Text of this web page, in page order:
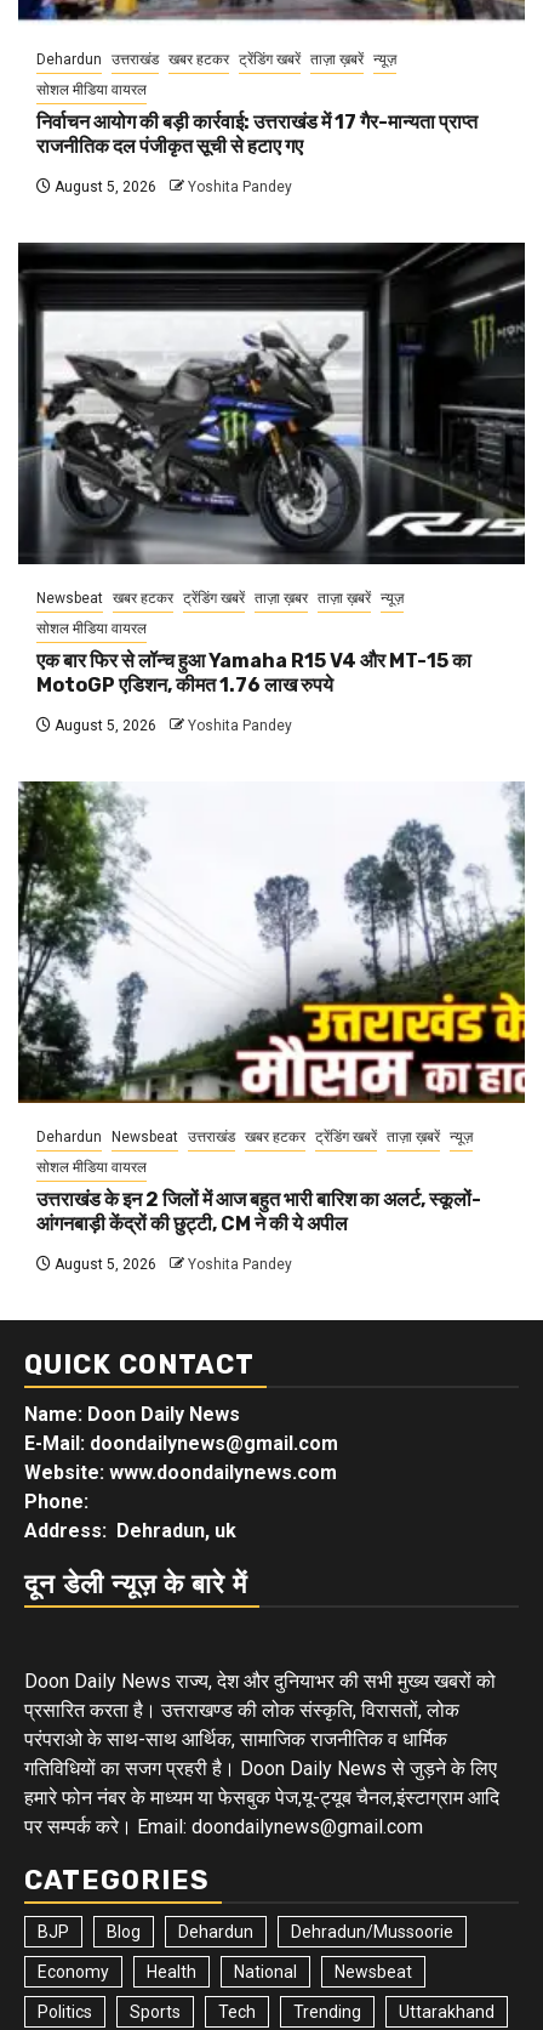
Dehardun उत्तराखंड खबर हटकर ट्रेंडिंग खबरें ताज़ा ख़बरें न्यूज़
सोशल मीडिया वायरल
निर्वाचन आयोग की बड़ी कार्रवाई: उत्तराखंड में 17 गैर-मान्यता प्राप्त
राजनीतिक दल पंजीकृत सूची से हटाए गए
August 5, 2026 Yoshita Pandey
Newsbeat खबर हटकर ट्रेंडिंग खबरें ताज़ा ख़बर ताज़ा ख़बरें न्यूज़
सोशल मीडिया वायरल
एक बार फिर से लॉन्च हुआ Yamaha R15 V4 और MT-15 का
MotoGP एडिशन, कीमत 1.76 लाख रुपये
August 5, 2026 Yoshita Pandey
Dehardun Newsbeat उत्तराखंड खबर हटकर ट्रेंडिंग खबरें ताज़ा ख़बरें न्यूज़
सोशल मीडिया वायरल
उत्तराखंड के इन 2 जिलों में आज बहुत भारी बारिश का अलर्ट, स्कूलों-
आंगनबाड़ी केंद्रों की छुट्टी, CM ने की ये अपील
August 5, 2026 Yoshita Pandey
QUICK CONTACT
Name: Doon Daily News
E-Mail: doondailynews@gmail.com
Website: www.doondailynews.com
Phone:
Address: Dehradun, uk
दून डेली न्यूज़ के बारे में
Doon Daily News राज्य, देश और दुनियाभर की सभी मुख्य खबरों को
प्रसारित करता है। उत्तराखण्ड की लोक संस्कृति, विरासतों, लोक
परंपराओ के साथ-साथ आर्थिक, सामाजिक राजनीतिक व धार्मिक
गतिविधियों का सजग प्रहरी है। Doon Daily News से जुड़ने के लिए
हमारे फोन नंबर के माध्यम या फेसबुक पेज,यू-ट्यूब चैनल,इंस्टाग्राम आदि
पर सम्पर्क करे। Email: doondailynews@gmail.com
CATEGORIES
BJP Blog Dehardun Dehradun/Mussoorie
Economy Health National Newsbeat
Politics Sports Tech Trending Uttarakhand